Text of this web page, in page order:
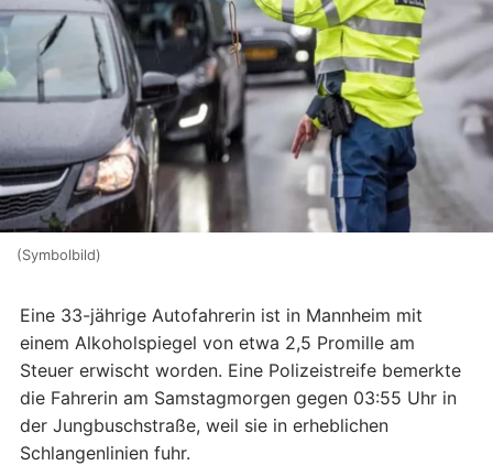
(Symbolbild)
Eine 33-jährige Autofahrerin ist in Mannheim mit
einem Alkoholspiegel von etwa 2,5 Promille am
Steuer erwischt worden. Eine Polizeistreife bemerkte
die Fahrerin am Samstagmorgen gegen 03:55 Uhr in
der Jungbuschstraße, weil sie in erheblichen
Schlangenlinien fuhr.